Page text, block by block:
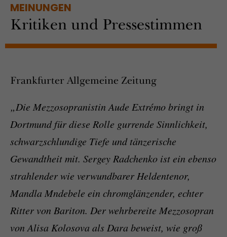
MEINUNGEN
Kritiken und Pressestimmen
Frankfurter Allgemeine Zeitung
„Die Mezzosopranistin Aude Extrémo bringt in
Dortmund für diese Rolle gurrende Sinnlichkeit,
schwarzschlundige Tiefe und tänzerische
Gewandtheit mit. Sergey Radchenko ist ein ebenso
strahlender wie verwundbarer Heldentenor,
Mandla Mndebele ein chromglänzender, echter
Ritter von Bariton. Der wehrbereite Mezzosopran
von Alisa Kolosova als Dara beweist, wie groß